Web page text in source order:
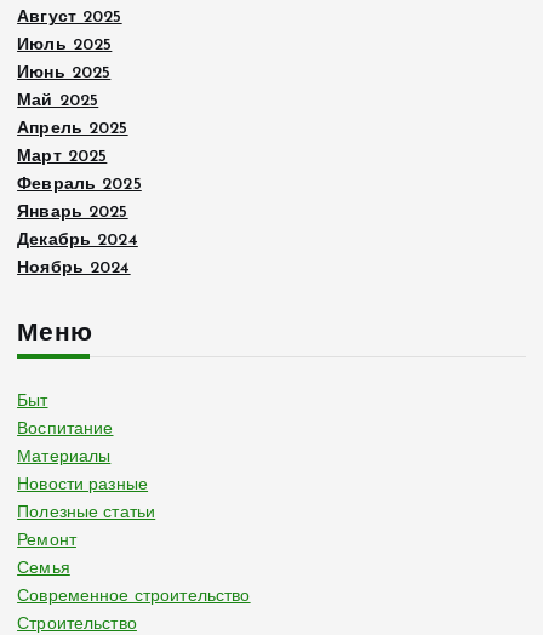
Август 2025
Июль 2025
Июнь 2025
Май 2025
Апрель 2025
Март 2025
Февраль 2025
Январь 2025
Декабрь 2024
Ноябрь 2024
Меню
Быт
Воспитание
Материалы
Новости разные
Полезные статьи
Ремонт
Семья
Современное строительство
Строительство